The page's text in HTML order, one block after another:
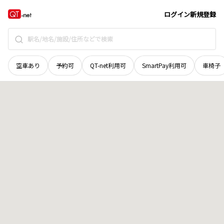
ログイン新規登録
空車あり 予約可 QT-net利用可 SmartPay利用可 車椅子
鳥取県